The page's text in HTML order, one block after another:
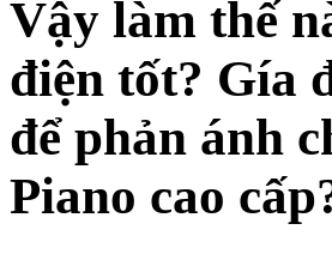
Vậy làm thế
điện tốt? Gía
để phản ánh
Piano cao